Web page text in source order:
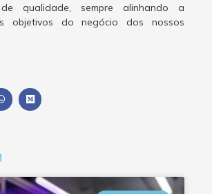
qualidade, sempre alinhando a
objetivos do negócio dos nossos